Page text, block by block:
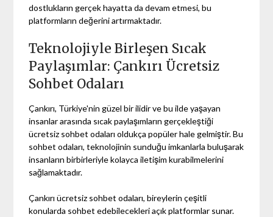
dostlukların gerçek hayatta da devam etmesi, bu
platformların değerini artırmaktadır.
Teknolojiyle Birleşen Sıcak
Paylaşımlar: Çankırı Ücretsiz
Sohbet Odaları
Çankırı, Türkiye'nin güzel bir ilidir ve bu ilde yaşayan
insanlar arasında sıcak paylaşımların gerçekleştiği
ücretsiz sohbet odaları oldukça popüler hale gelmiştir. Bu
sohbet odaları, teknolojinin sunduğu imkanlarla buluşarak
insanların birbirleriyle kolayca iletişim kurabilmelerini
sağlamaktadır.
Çankırı ücretsiz sohbet odaları, bireylerin çeşitli
konularda sohbet edebilecekleri açık platformlar sunar.